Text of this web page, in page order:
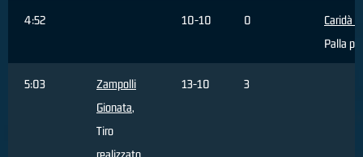
4:52 10-10 0
Caridà
Palla
5:03
Zampolli
Gionata,
Tiro
realizzato
13-10 3